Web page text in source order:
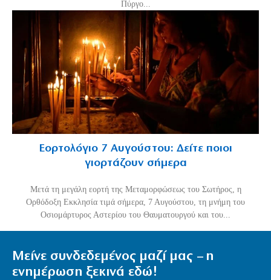
Πύργο...
Εορτολόγιο 7 Αυγούστου: Δείτε ποιοι
γιορτάζουν σήμερα
Μετά τη μεγάλη εορτή της Μεταμορφώσεως του Σωτήρος, η
Ορθόδοξη Εκκλησία τιμά σήμερα, 7 Αυγούστου, τη μνήμη του
Οσιομάρτυρος Αστερίου του Θαυματουργού και του...
Μείνε συνδεδεμένος μαζί μας – η
ενημέρωση ξεκινά εδώ!